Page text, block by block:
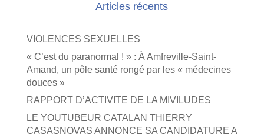
Articles récents
VIOLENCES SEXUELLES
« C’est du paranormal ! » : À Amfreville-Saint-
Amand, un pôle santé rongé par les « médecines
douces »
RAPPORT D’ACTIVITE DE LA MIVILUDES
LE YOUTUBEUR CATALAN THIERRY
CASASNOVAS ANNONCE SA CANDIDATURE A